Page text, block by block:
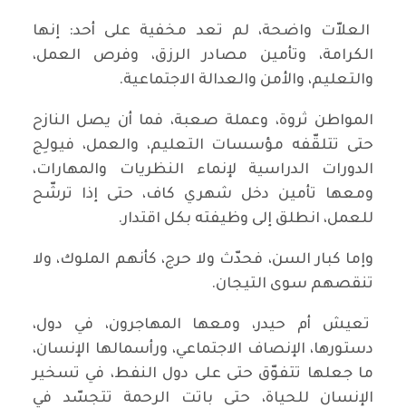
العلاّت واضحة، لم تعد مخفية على أحد: إنها
الكرامة، وتأمين مصادر الرزق، وفرص العمل،
والتعليم، والأمن والعدالة الاجتماعية.
المواطن ثروة، وعملة صعبة، فما أن يصل النازح
حتى تتلقّفه مؤسسات التعليم، والعمل، فيولِج
الدورات الدراسية لإنماء النظريات والمهارات،
ومعها تأمين دخل شهري كاف، حتى إذا ترشّح
للعمل، انطلق إلى وظيفته بكل اقتدار.
وإما كبار السن، فحدّث ولا حرج، كأنهم الملوك، ولا
تنقصهم سوى التيجان.
تعيش أم حيدر، ومعها المهاجرون، في دول،
دستورها، الإنصاف الاجتماعي، ورأسمالها الإنسان،
ما جعلها تتفوّق حتى على دول النفط، في تسخير
الإنسان للحياة، حتى باتت الرحمة تتجسّد في